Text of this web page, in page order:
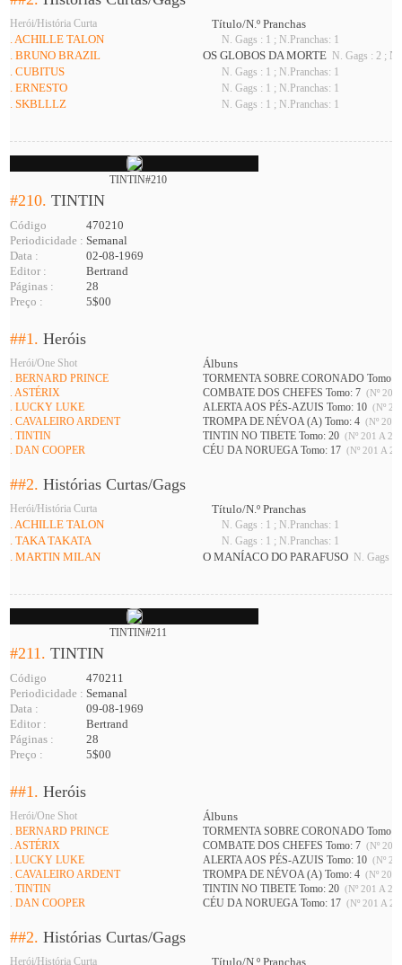
Herói/História Curta
Título/N.º Pranchas
. ACHILLE TALON
N. Gags : 1 ; N.Pranchas: 1
. BRUNO BRAZIL OS GLOBOS DA MORTE N. Gags : 2 ;
. CUBITUS N. Gags : 1 ; N.Pranchas: 1
. ERNESTO N. Gags : 1 ; N.Pranchas: 1
. SKBLLLZ N. Gags : 1 ; N.Pranchas: 1
TINTIN#210
#210.TINTIN
Código
470210
Periodicidade : Semanal
Data :
02-08-1969
Editor :
Bertrand
Páginas :
28
Preço :
5$00
##1.Heróis
Herói/One Shot Álbuns
. BERNARD PRINCE
TORMENTA SOBRE CORONADO Tomo:
. ASTÉRIX
COMBATE DOS CHEFES Tomo: 7 (Nº 201
. LUCKY LUKE ALERTA AOS PÉS-AZUIS Tomo: 10 (Nº
. CAVALEIRO ARDENT TROMPA DE NÉVOA (A) Tomo: 4 (Nº 201
. TINTIN TINTIN NO TIBETE Tomo: 20 (Nº 201 A
. DAN COOPER CÉU DA NORUEGA Tomo: 17 (Nº 201 A
##2.Histórias Curtas/Gags
Herói/História Curta
Título/N.º Pranchas
. ACHILLE TALON
N. Gags : 1 ; N.Pranchas: 1
. TAKA TAKATA N. Gags : 1 ; N.Pranchas: 1
. MARTIN MILAN O MANÍACO DO PARAFUSO N. Gags :
TINTIN#211
#211.TINTIN
Código
470211
Periodicidade : Semanal
Data :
09-08-1969
Editor :
Bertrand
Páginas :
28
Preço :
5$00
##1.Heróis
Herói/One Shot Álbuns
. BERNARD PRINCE
TORMENTA SOBRE CORONADO Tomo:
. ASTÉRIX
COMBATE DOS CHEFES Tomo: 7 (Nº 201
. LUCKY LUKE ALERTA AOS PÉS-AZUIS Tomo: 10 (Nº
. CAVALEIRO ARDENT TROMPA DE NÉVOA (A) Tomo: 4 (Nº 201
. TINTIN TINTIN NO TIBETE Tomo: 20 (Nº 201 A
. DAN COOPER CÉU DA NORUEGA Tomo: 17 (Nº 201 A
##2.Histórias Curtas/Gags
Herói/História Curta
Título/N.º Pranchas